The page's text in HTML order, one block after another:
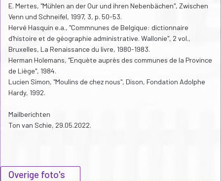
E. Mertes, "Mühlen an der Our und ihren Nebenbächen", Zwischen
Venn und Schneifel, 1997, 3, p. 50-53.
Hervé Hasquin e.a., "Commnunes de Belgique: dictionnaire
d'histoire et de géographie administrative. Wallonie", 2 vol.,
Bruxelles, La Renaissance du livre, 1980-1983.
Herman Holemans, "Enquète auprès des communes de la Province
de Liège", 1984.
Lucien Simon, "Moulins de chez nous", Dison, Fondation Adolphe
Hardy, 1992.
Mailberichten
Ton van Schie, 29.05.2022.
Overige foto's